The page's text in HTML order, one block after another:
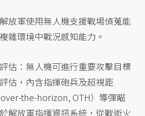
放軍使用無人機支援戰場偵蒐能
雜環境中戰況感知能力。
估：無人機可進行重要攻擊目標
估，內含指揮砲兵及超視距
over-the-horizon, OTH）導彈瞄
解放軍指揮資訊系統，從戰術火